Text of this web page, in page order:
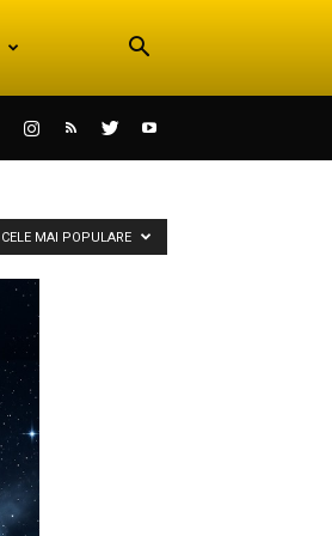
CELE MAI POPULARE